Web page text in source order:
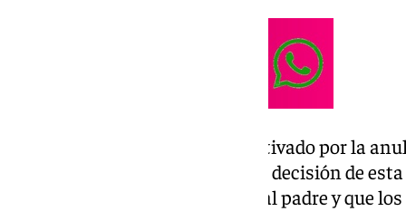
Este nuevo juicio ha venido motivado por la
, de la anterior decisión de
exclusiva la guardia y custodia al padre y que